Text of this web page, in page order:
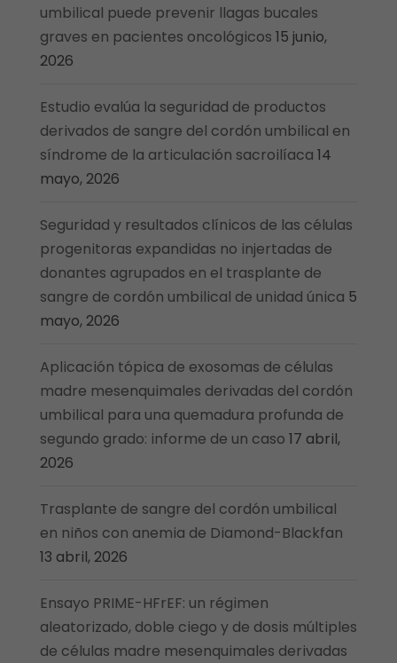
umbilical puede prevenir llagas bucales
graves en pacientes oncológicos 15 junio,
2026
Estudio evalúa la seguridad de productos
derivados de sangre del cordón umbilical en
síndrome de la articulación sacroilíaca 14
mayo, 2026
Seguridad y resultados clínicos de las células
progenitoras expandidas no injertadas de
donantes agrupados en el trasplante de
sangre de cordón umbilical de unidad única 5
mayo, 2026
Aplicación tópica de exosomas de células
madre mesenquimales derivadas del cordón
umbilical para una quemadura profunda de
segundo grado: informe de un caso 17 abril,
2026
Trasplante de sangre del cordón umbilical
en niños con anemia de Diamond-Blackfan
13 abril, 2026
Ensayo PRIME-HFrEF: un régimen
aleatorizado, doble ciego y de dosis múltiples
de células madre mesenquimales derivadas